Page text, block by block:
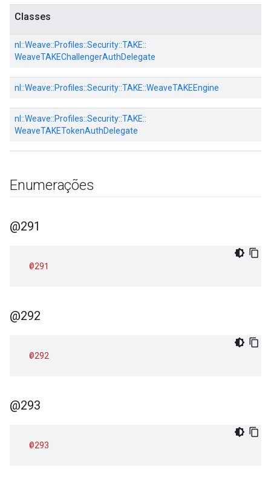
Classes
nl::Weave::Profiles::Security::TAKE::
WeaveTAKEChallengerAuthDelegate
nl::Weave::Profiles::Security::TAKE::WeaveTAKEEngine
nl::Weave::Profiles::Security::TAKE::
WeaveTAKETokenAuthDelegate
Enumerações
@291
@291
@292
@292
@293
@293